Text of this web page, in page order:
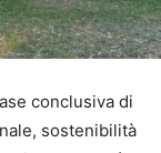
conclusiva di
sostenibilità